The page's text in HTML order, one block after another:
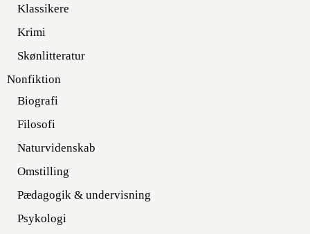
Klassikere
Krimi
Skønlitteratur
Nonfiktion
Biografi
Filosofi
Naturvidenskab
Omstilling
Pædagogik & undervisning
Psykologi